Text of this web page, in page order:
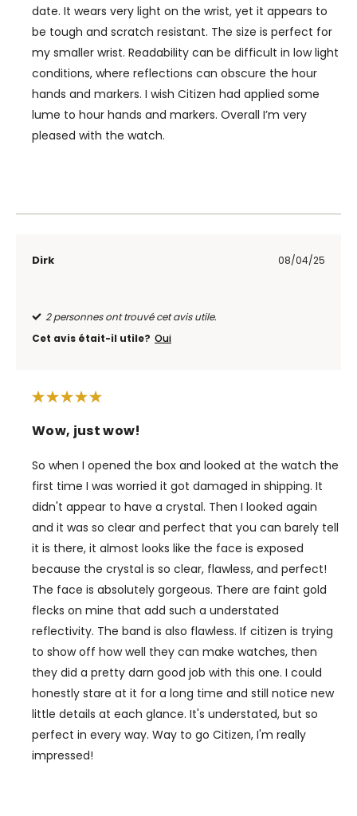
date. It wears very light on the wrist, yet it appears to
be tough and scratch resistant. The size is perfect for
my smaller wrist. Readability can be difficult in low light
conditions, where reflections can obscure the hour
hands and markers. I wish Citizen had applied some
lume to hour hands and markers. Overall I’m very
pleased with the watch.
Dirk 08/04/25
2 personnes ont trouvé cet avis utile.
Cet avis était-il utile? Oui
Wow, just wow!
So when I opened the box and looked at the watch the
first time I was worried it got damaged in shipping. It
didn't appear to have a crystal. Then I looked again
and it was so clear and perfect that you can barely tell
it is there, it almost looks like the face is exposed
because the crystal is so clear, flawless, and perfect!
The face is absolutely gorgeous. There are faint gold
flecks on mine that add such a understated
reflectivity. The band is also flawless. If citizen is trying
to show off how well they can make watches, then
they did a pretty darn good job with this one. I could
honestly stare at it for a long time and still notice new
little details at each glance. It's understated, but so
perfect in every way. Way to go Citizen, I'm really
impressed!